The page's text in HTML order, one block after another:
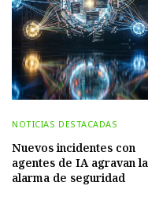
NOTICIAS DESTACADAS
Nuevos incidentes con
agentes de IA agravan la
alarma de seguridad